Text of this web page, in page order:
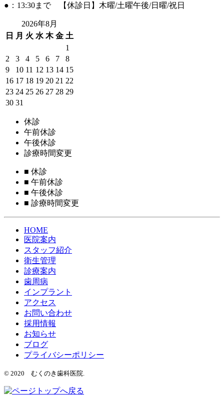
●：13:30まで 【休診日】木曜/土曜午後/日曜/祝日
2026年8月
日
月 火 水 木 金 土
1
2
3 4 5 6 7
8
9
10 11 12 13 14 15
16 17 18 19 20 21 22
23 24 25 26 27 28 29
30 31
休診
午前休診
午後休診
診療時間変更
■ 休診
■ 午前休診
■ 午後休診
■ 診療時間変更
HOME
医院案内
スタッフ紹介
衛生管理
診療案内
歯周病
インプラント
アクセス
お問い合わせ
採用情報
お知らせ
ブログ
プライバシーポリシー
© 2020 むくのき歯科医院.